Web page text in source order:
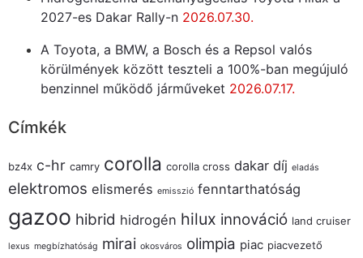
2027-es Dakar Rally-n 2026.07.30.
A Toyota, a BMW, a Bosch és a Repsol valós
körülmények között teszteli a 100%-ban megújuló
benzinnel működő járműveket 2026.07.17.
Címkék
bz4x c-hr camry corolla corolla cross dakar díj eladás
elektromos elismerés emisszió fenntarthatóság
gazoo hibrid hidrogén hilux innováció land cruiser
lexus megbízhatóság mirai okosváros olimpia piac piacvezető